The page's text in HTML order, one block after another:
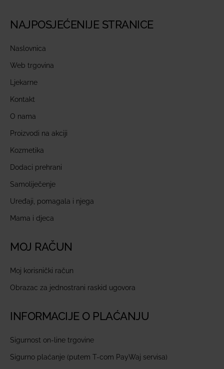
NAJPOSJEĆENIJE STRANICE
Naslovnica
Web trgovina
Ljekarne
Kontakt
O nama
Proizvodi na akciji
Kozmetika
Dodaci prehrani
Samoliječenje
Uređaji, pomagala i njega
Mama i djeca
MOJ RAČUN
Moj korisnički račun
Obrazac za jednostrani raskid ugovora
INFORMACIJE O PLAĆANJU
Sigurnost on-line trgovine
Sigurno plaćanje (putem T-com PayWaj servisa)